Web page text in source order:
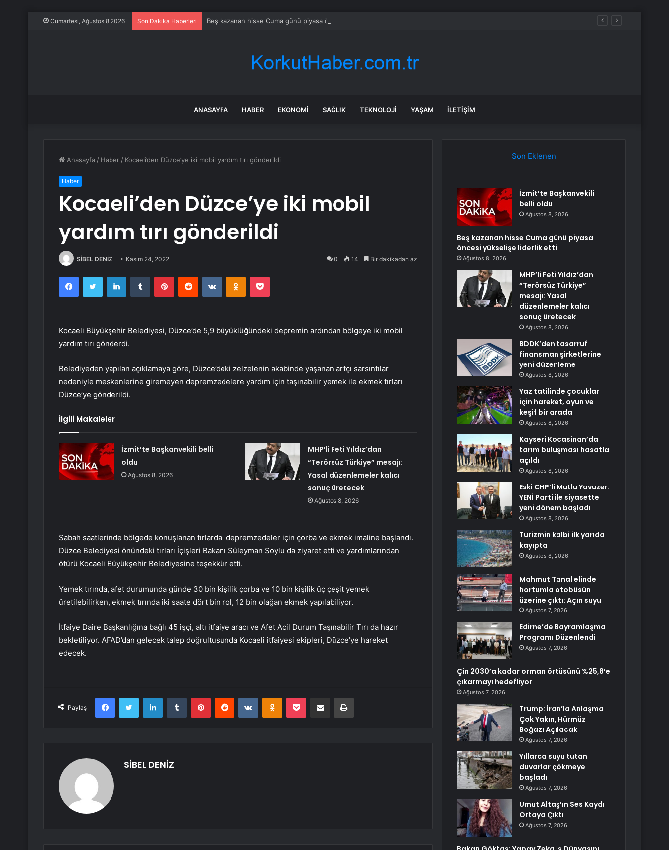
Cumartesi, Ağustos 8 2026 Son Dakika Haberleri Beş kazanan hisse Cuma günü piyasa öncesi yükselişe liderlik etti
ANASAYFA HABER EKONOMI SAĞLIK TEKNOLOJI YAŞAM İLETIŞIM
Anasayfa / Haber / Kocaeli’den Düzce’ye iki mobil yardım tırı gönderildi
Haber
Kocaeli’den Düzce’ye iki mobil
yardım tırı gönderildi
SİBEL DENİZ Kasım 24, 2022 0 14 Bir dakikadan az
FacebookTwitter LinkedInTumblr PinterestReddit VKontakteOdnoklassniki
Pocket
Kocaeli Büyükşehir Belediyesi, Düzce’de 5,9 büyüklüğündeki depremin ardından bölgeye iki mobil
yardım tırı gönderdi.
Belediyeden yapılan açıklamaya göre, Düzce’deki zelzelenin akabinde yaşanan artçı sarsıntılar
nedeniyle meskenlerine giremeyen depremzedelere yardım için taşınabilir yemek ile ekmek tırları
Düzce’ye gönderildi.
İlgili Makaleler
İzmit’te Başkanvekili belli
oldu
Ağustos 8, 2026
MHP’li Feti Yıldız’dan
“Terörsüz Türkiye” mesajı:
Yasal düzenlemeler kalıcı
sonuç üretecek
Ağustos 8, 2026
Sabah saatlerinde bölgede konuşlanan tırlarda, depremzedeler için çorba ve ekmek imaline başlandı.
Düzce Belediyesi önündeki tırları İçişleri Bakanı Süleyman Soylu da ziyaret etti ve yardımlarından
ötürü Kocaeli Büyükşehir Belediyesine teşekkür etti.
Yemek tırında, afet durumunda günde 30 bin kişilik çorba ve 10 bin kişilik üç çeşit yemek
üretilebilirken, ekmek tırında iki saate dört bin rol, 12 bin olağan ekmek yapılabiliyor.
İtfaiye Daire Başkanlığına bağlı 45 işçi, altı itfaiye aracı ve Afet Acil Durum Taşınabilir Tırı da hazır
bekletiliyor. AFAD’dan gelecek talep doğrultusunda Kocaeli itfaiyesi ekipleri, Düzce’ye hareket
edecek.
Paylaş
FacebookTwitter LinkedInTumblr PinterestReddit VKontakteOdnoklassniki
Pocket E-Posta ile paylaş Yazdır
SİBEL DENİZ
Son Eklenen
İzmit’te Başkanvekili
belli oldu
Ağustos 8, 2026
Beş kazanan hisse Cuma günü piyasa
öncesi yükselişe liderlik etti
Ağustos 8, 2026
MHP’li Feti Yıldız’dan
“Terörsüz Türkiye”
mesajı: Yasal
düzenlemeler kalıcı
sonuç üretecek
Ağustos 8, 2026
BDDK’den tasarruf
finansman şirketlerine
yeni düzenleme
Ağustos 8, 2026
Yaz tatilinde çocuklar
için hareket, oyun ve
keşif bir arada
Ağustos 8, 2026
Kayseri Kocasinan’da
tarım buluşması hasatla
açıldı
Ağustos 8, 2026
Eski CHP’li Mutlu Yavuzer:
YENİ Parti ile siyasette
yeni dönem başladı
Ağustos 8, 2026
Turizmin kalbi ilk yarıda
kayıpta
Ağustos 8, 2026
Mahmut Tanal elinde
hortumla otobüsün
üzerine çıktı: Açın suyu
Ağustos 7, 2026
Edirne’de Bayramlaşma
Programı Düzenlendi
Ağustos 7, 2026
Çin 2030’a kadar orman örtüsünü %25,8’e
çıkarmayı hedefliyor
Ağustos 7, 2026
Trump: İran’la Anlaşma
Çok Yakın, Hürmüz
Boğazı Açılacak
Ağustos 7, 2026
Yıllarca suyu tutan
duvarlar çökmeye
başladı
Ağustos 7, 2026
Umut Altaş’ın Ses Kaydı
Ortaya Çıktı
Ağustos 7, 2026